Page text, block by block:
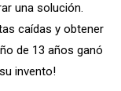
una solución.
caídas y obtener
de 13 años ganó
invento!